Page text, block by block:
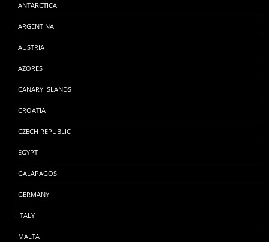
ANTARCTICA
ARGENTINA
AUSTRIA
AZORES
CANARY ISLANDS
CROATIA
CZECH REPUBLIC
EGYPT
GALAPAGOS
GERMANY
ITALY
MALTA